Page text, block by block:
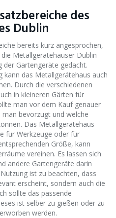
des
Dublin
bereits kurz angesprochen,
Metallgerätehäuser Dublin
Gartengeräte gedacht.
kann das Metallgerätehaus auch
Durch die verschiedenen
in kleineren Gärten für
man vor dem Kauf genauer
bevorzugt und welche
Das Metallgerätehaus
für Werkzeuge oder für
Größe, kann
vereinen. Es lassen sich
andere Gartengeräte darin
ist zu beachten, dass
erscheint, sondern auch die
sollte das passende
ist selber zu gießen oder zu
werden.